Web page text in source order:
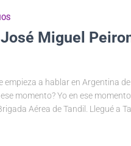
Miguel
empieza a hablar en Argentina
momento? Yo en ese
Aérea de Tandil. Llegué a